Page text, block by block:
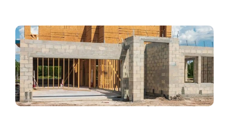
barrio
de
Miami
que
atrae
a
multimillonarios
con